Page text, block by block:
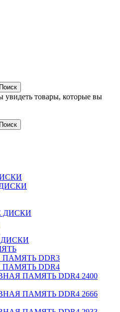
Поиск
увидеть товары, которые вы
Поиск
ДИСКИ
ДИСКИ
DDR3
DDR4
ПАМЯТЬ DDR4 2400
ПАМЯТЬ DDR4 2666